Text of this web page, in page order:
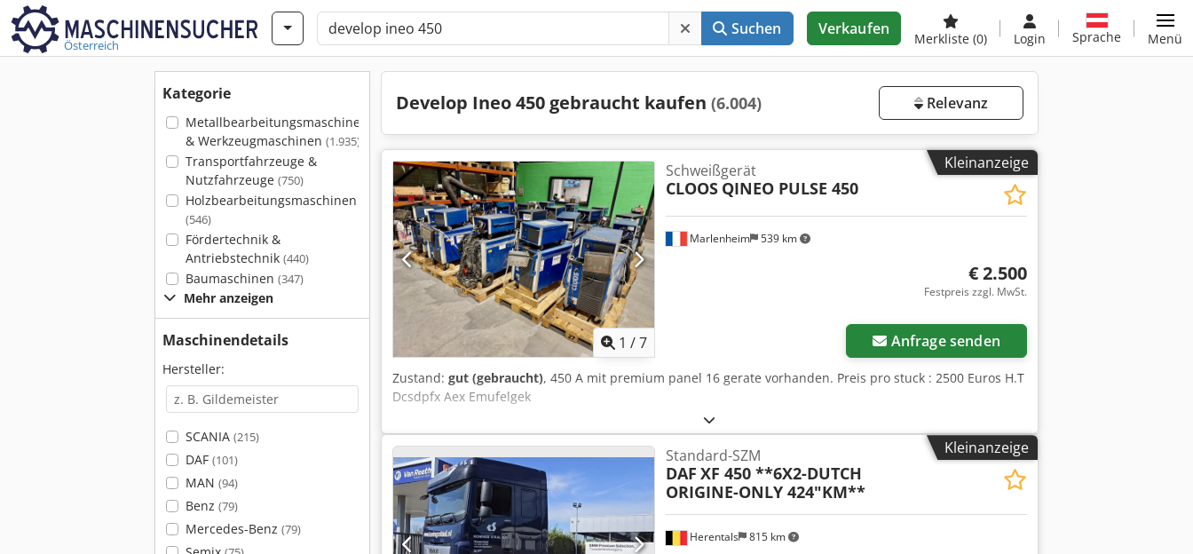
Österreich
Suchen Verkaufen
Merkliste (0) Login Sprache Menü
Kategorie
Metallbearbeitungsmaschinen
& Werkzeugmaschinen (1.935)
Transportfahrzeuge &
Nutzfahrzeuge (750)
Holzbearbeitungsmaschinen
(546)
Fördertechnik &
Antriebstechnik (440)
Baumaschinen (347)
Mehr anzeigen
Maschinendetails
Hersteller:
SCANIA (215)
DAF (101)
MAN (94)
Benz (79)
Mercedes-Benz (79)
Develop Ineo 450 gebraucht kaufen (6.004) Relevanz
Kleinanzeige
1 /7
Marlenheim 539 km
Schweißgerät
CLOOS QINEO PULSE 450
€ 2.500
Festpreis zzgl. MwSt.
Anfrage senden
Zustand: gut (gebraucht), 450 A mit premium panel 16 gerate vorhanden. Preis pro stuck : 2500 Euros H.T
Dcsdpfx Aex Emufelgek
Kleinanzeige
Herentals 815 km
Standard-SZM
DAF XF 450 **6X2-DUTCH
ORIGINE-ONLY 424"KM**